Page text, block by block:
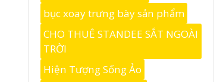
bục xoay trưng bày sản phẩm
CHO THUÊ STANDEE SẮT NGOÀI
TRỜI
Hiện Tượng Sống Ảo